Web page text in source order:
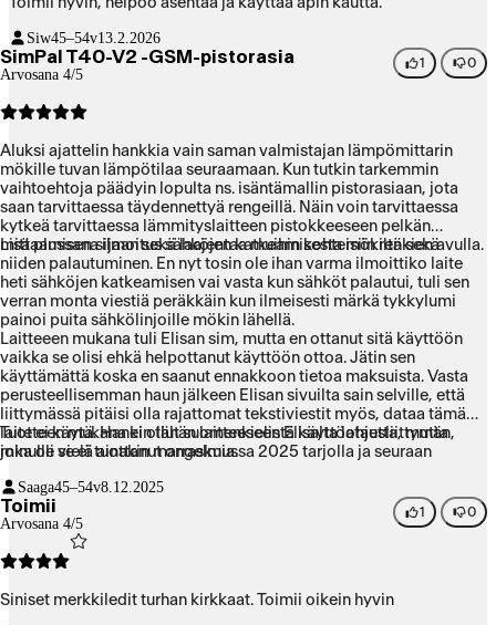
Siw45–54v13.2.2026
SimPal T40-V2 -GSM-pistorasia
Arvosana 4/5
1 0
Aluksi ajattelin hankkia vain saman valmistajan lämpömittarin
mökille tuvan lämpötilaa seuraamaan. Kun tutkin tarkemmin
vaihtoehtoja päädyin lopulta ns. isäntämallin pistorasiaan, jota
saan tarvittaessa täydennettyä rengeillä. Näin voin tarvittaessa
kytkeä tarvittaessa lämmityslaitteen pistokkeeseen pelkän
mittaamisen sijaan sekä laajentaa muihin kohteisiin renkien avulla.
Lisä plussana ilmoitus sähköjen katkeamisesta mökiltä sekä
niiden palautuminen. En nyt tosin ole ihan varma ilmoittiko laite
heti sähköjen katkeamisen vai vasta kun sähköt palautui, tuli sen
verran monta viestiä peräkkäin kun ilmeisesti märkä tykkylumi
painoi puita sähkölinjoille mökin lähellä.
Laitteeen mukana tuli Elisan sim, mutta en ottanut sitä käyttöön
vaikka se olisi ehkä helpottanut käyttöön ottoa. Jätin sen
käyttämättä koska en saanut ennakkoon tietoa maksuista. Vasta
perusteellisemman haun jälkeen Elisan sivuilta sain selville, että
liittymässä pitäisi olla rajattomat tekstiviestit myös, dataa tämä
laite ei käytä. Hankin tähän laitteeseen Elisalta latausliittymän,
joka oli vielä ainakin marraskuussa 2025 tarjolla ja seuraan
käyttökustannuksiltaan kannattavampi, mikäli ei luonnonilmiöt
aiheuta tekstiviesti sumaa pätkivän sähkön saannin osalta.
Tuotteen mukana ei ollut suomenkielistä käyttöohjetta, mutta
minulle se ei tuottanut ongelmia.
Saaga45–54v8.12.2025
Toimii
Arvosana 4/5
1 0
Siniset merkkiledit turhan kirkkaat. Toimii oikein hyvin